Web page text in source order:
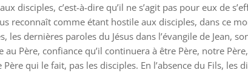
disciples, c’est-à-dire qu’il ne s’agit pas pour eux de
reconnaît comme étant hostile aux disciples, dans ce
les dernières paroles du Jésus dans l’évangile de Jean,
au Père, confiance qu’il continuera à être Père, notre
qui le fait, pas les disciples. En l’absence du Fils,